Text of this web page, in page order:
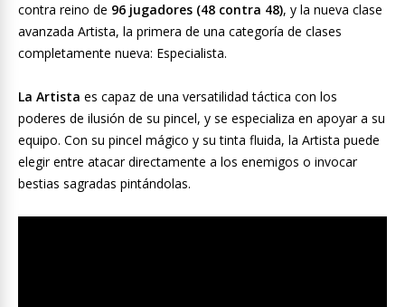
contra reino de 96 jugadores (48 contra 48), y la nueva clase
avanzada Artista, la primera de una categoría de clases
completamente nueva: Especialista.
La Artista es capaz de una versatilidad táctica con los
poderes de ilusión de su pincel, y se especializa en apoyar a su
equipo. Con su pincel mágico y su tinta fluida, la Artista puede
elegir entre atacar directamente a los enemigos o invocar
bestias sagradas pintándolas.